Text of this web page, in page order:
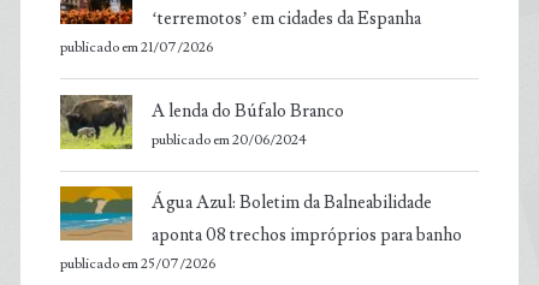
‘terremotos’ em cidades da Espanha
publicado em 21/07/2026
A lenda do Búfalo Branco
publicado em 20/06/2024
Água Azul: Boletim da Balneabilidade
aponta 08 trechos impróprios para banho
publicado em 25/07/2026